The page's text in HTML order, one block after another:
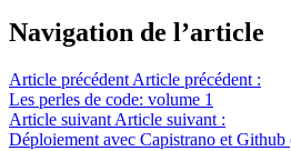
Navigation de l’article
Article précédent Article précédent :
Les perles de code: volume 1
Article suivant Article suivant :
Déploiement avec Capistrano et